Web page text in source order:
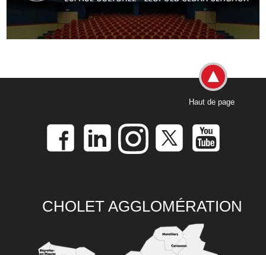
Haut de page
CHOLET AGGLOMÉRATION